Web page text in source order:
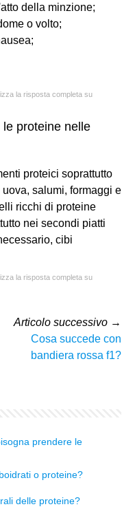
della minzione;
o volto;
la risposta completa su
proteine nelle
proteici soprattutto
salumi, formaggi e
ricchi di proteine
nei secondi piatti
cibi
la risposta completa su
Articolo successivo →
Cosa succede con
bandiera rossa f1?
prendere le
o proteine?
delle proteine?